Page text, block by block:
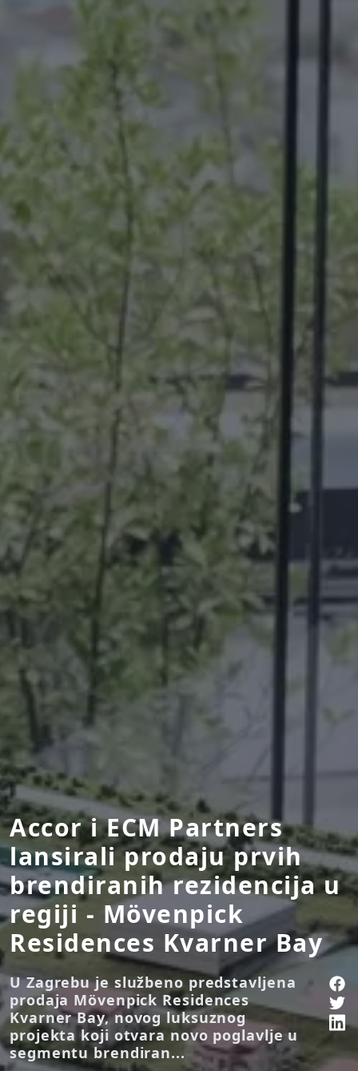
Accor i ECM Partners
lansirali prodaju prvih
brendiranih rezidencija u
regiji - Mövenpick
Residences Kvarner Bay
U Zagrebu je službeno predstavljena
prodaja Mövenpick Residences
Kvarner Bay, novog luksuznog
projekta koji otvara novo poglavlje u
segmentu brendiran...